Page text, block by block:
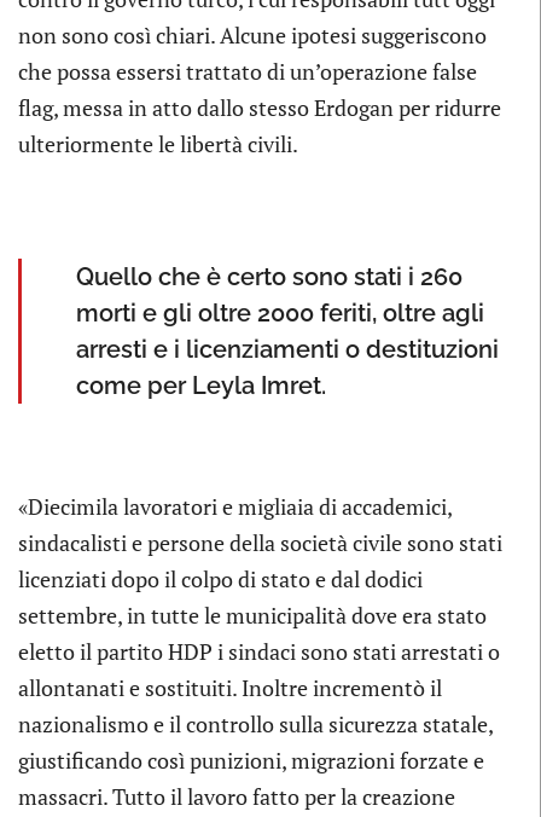
non sono così chiari. Alcune ipotesi suggeriscono
che possa essersi trattato di un’operazione false
flag, messa in atto dallo stesso Erdogan per ridurre
ulteriormente le libertà civili.
Quello che è certo sono stati i 260
morti e gli oltre 2000 feriti, oltre agli
arresti e i licenziamenti o destituzioni
come per Leyla Imret.
«Diecimila lavoratori e migliaia di accademici,
sindacalisti e persone della società civile sono stati
licenziati dopo il colpo di stato e dal dodici
settembre, in tutte le municipalità dove era stato
eletto il partito HDP i sindaci sono stati arrestati o
allontanati e sostituiti. Inoltre incrementò il
nazionalismo e il controllo sulla sicurezza statale,
giustificando così punizioni, migrazioni forzate e
massacri. Tutto il lavoro fatto per la creazione